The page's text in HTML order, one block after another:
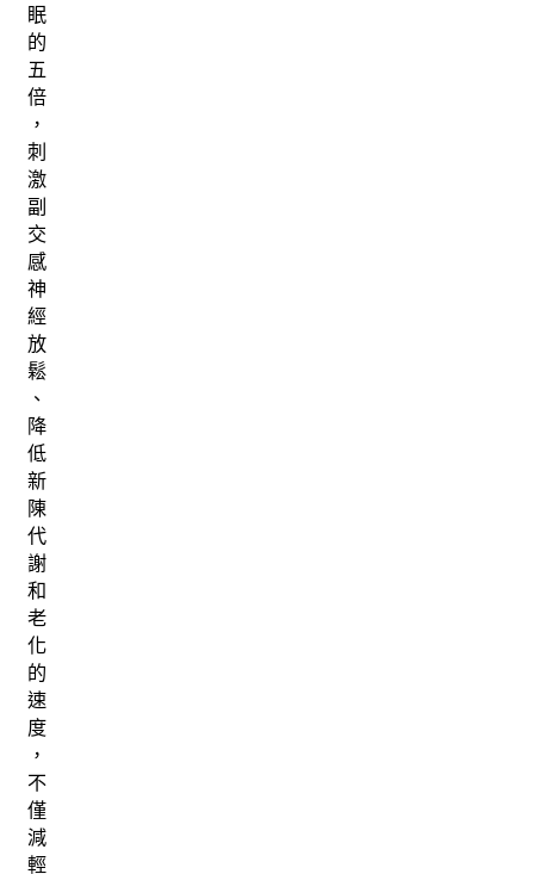
眠
的
五
倍
，
刺
激
副
交
感
神
經
放
鬆
、
降
低
新
陳
代
謝
和
老
化
的
速
度
，
不
僅
減
輕